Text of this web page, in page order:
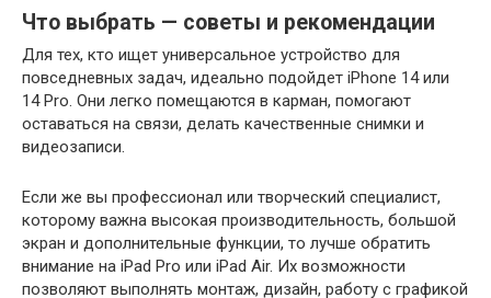
Что выбрать — советы и рекомендации
Для тех, кто ищет универсальное устройство для
повседневных задач, идеально подойдет iPhone 14 или
14 Pro. Они легко помещаются в карман, помогают
оставаться на связи, делать качественные снимки и
видеозаписи.
Если же вы профессионал или творческий специалист,
которому важна высокая производительность, большой
экран и дополнительные функции, то лучше обратить
внимание на iPad Pro или iPad Air. Их возможности
позволяют выполнять монтаж, дизайн, работу с графикой